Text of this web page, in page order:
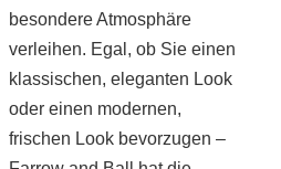
besondere Atmosphäre
verleihen. Egal, ob Sie einen
klassischen, eleganten Look
oder einen modernen,
frischen Look bevorzugen –